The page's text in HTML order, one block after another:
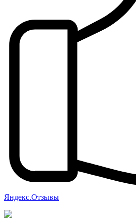
Яндекс.Отзывы